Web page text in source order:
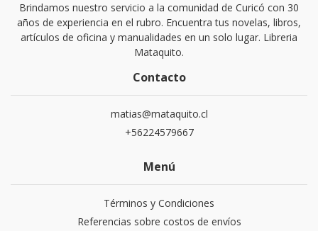
Brindamos nuestro servicio a la comunidad de Curicó con 30
años de experiencia en el rubro. Encuentra tus novelas, libros,
artículos de oficina y manualidades en un solo lugar. Libreria
Mataquito.
Contacto
matias@mataquito.cl
+56224579667
Menú
Términos y Condiciones
Referencias sobre costos de envíos